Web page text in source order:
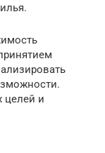
целей и